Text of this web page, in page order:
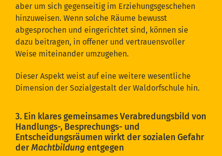
aber um sich gegenseitig im Erziehungsgeschehen
hinzuweisen. Wenn solche Räume bewusst
abgesprochen und eingerichtet sind, können sie
dazu beitragen, in offener und vertrauensvoller
Weise miteinander umzugehen.
Dieser Aspekt weist auf eine weitere wesentliche
Dimension der Sozialgestalt der Waldorfschule hin.
3. Ein klares gemeinsames Verabredungsbild von
Handlungs-, Besprechungs- und
Entscheidungsräumen wirkt der sozialen Gefahr
derMachtbildungentgegen